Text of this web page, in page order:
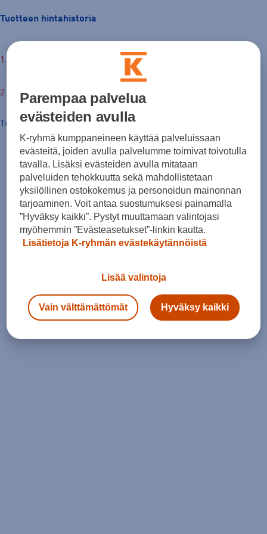
Tuotteen hintahistoria
Tuotteen hinta nyt
Parempaa palvelua
evästeiden avulla
K-ryhmä kumppaneineen käyttää palveluissaan
evästeitä, joiden avulla palvelumme toimivat toivotulla
tavalla. Lisäksi evästeiden avulla mitataan
palveluiden tehokkuutta sekä mahdollistetaan
yksilöllinen ostokokemus ja personoidun mainonnan
tarjoaminen. Voit antaa suostumuksesi painamalla
”Hyväksy kaikki”. Pystyt muuttamaan valintojasi
myöhemmin ”Evästeasetukset”-linkin kautta.
Lisätietoja K-ryhmän evästekäytännöistä
Lisää valintoja
Vain välttämättömät Hyväksy kaikki